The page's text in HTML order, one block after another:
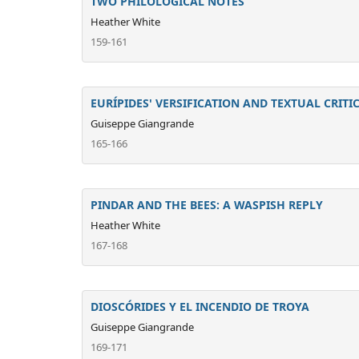
Heather White
159-161
EURÍPIDES' VERSIFICATION AND TEXTUAL
Guiseppe Giangrande
165-166
PINDAR AND THE BEES: A WASPISH REPLY
Heather White
167-168
DIOSCÓRIDES Y EL INCENDIO DE TROYA
Guiseppe Giangrande
169-171